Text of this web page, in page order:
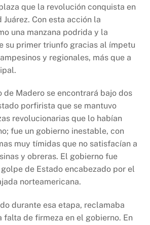
que la revolución conquista en
Juárez. Con esta acción la
una manzana podrida y la
su primer triunfo gracias al ímpetu
y regionales, más que a
de Madero se encontrará bajo dos
porfirista que se mantuvo
revolucionarias que lo habían
fue un gobierno inestable, con
muy tímidas que no satisfacían a
y obreras. El gobierno fue
de Estado encabezado por el
norteamericana.
durante esa etapa, reclamaba
de firmeza en el gobierno. En